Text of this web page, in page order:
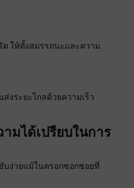
ด ให้ทั้งสมรรถนะและความ
งระยะไกลด้วยความเร็ว
มได้เปรียบในการ
ขับง่ายแม้ในตรอกซอกซอยที่